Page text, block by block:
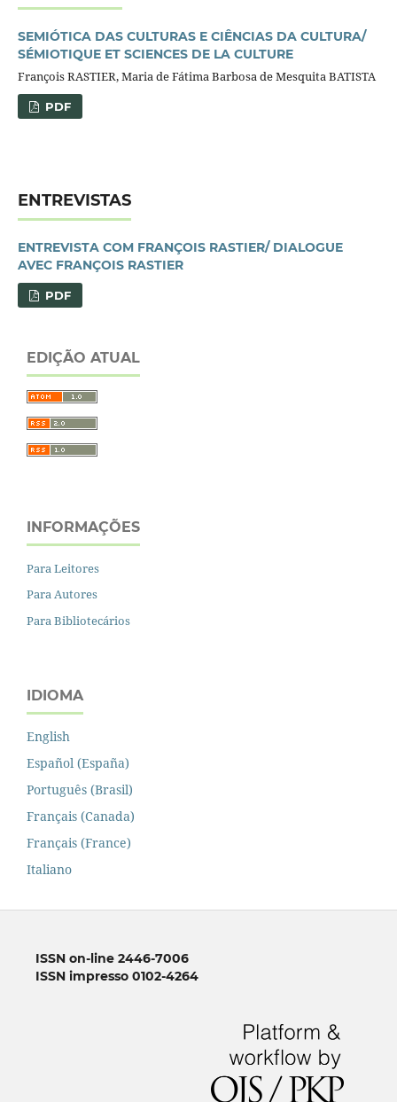
SEMIÓTICA DAS CULTURAS E CIÊNCIAS DA CULTURA/
SÉMIOTIQUE ET SCIENCES DE LA CULTURE
François RASTIER, Maria de Fátima Barbosa de Mesquita BATISTA
PDF
ENTREVISTAS
ENTREVISTA COM FRANÇOIS RASTIER/ DIALOGUE
AVEC FRANÇOIS RASTIER
PDF
EDIÇÃO ATUAL
INFORMAÇÕES
Para Leitores
Para Autores
Para Bibliotecários
IDIOMA
English
Español (España)
Português (Brasil)
Français (Canada)
Français (France)
Italiano
ISSN on-line 2446-7006
ISSN impresso 0102-4264